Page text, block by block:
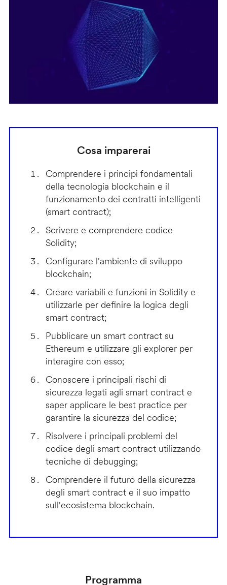
Cosa imparerai
Comprendere i principi fondamentali
della tecnologia blockchain e il
funzionamento dei contratti intelligenti
(smart contract);
Scrivere e comprendere codice
Solidity;
Configurare l'ambiente di sviluppo
blockchain;
Creare variabili e funzioni in Solidity e
utilizzarle per definire la logica degli
smart contract;
Pubblicare un smart contract su
Ethereum e utilizzare gli explorer per
interagire con esso;
Conoscere i principali rischi di
sicurezza legati agli smart contract e
saper applicare le best practice per
garantire la sicurezza del codice;
Risolvere i principali problemi del
codice degli smart contract utilizzando
tecniche di debugging;
Comprendere il futuro della sicurezza
degli smart contract e il suo impatto
sull'ecosistema blockchain.
Programma